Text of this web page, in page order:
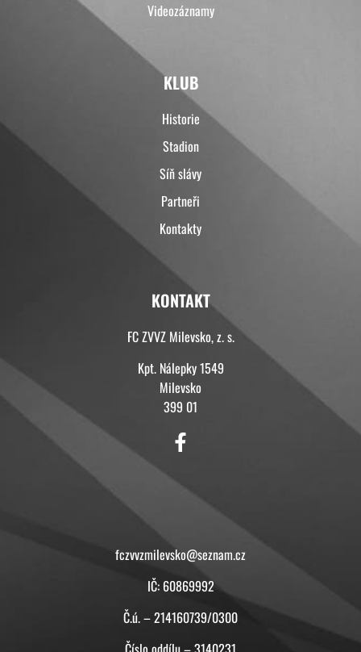
Videozáznamy
KLUB
Historie
Stadion
Síň slávy
Partneři
Kontakty
KONTAKT
FC ZVVZ Milevsko, z. s.
Kpt. Nálepky 1549
Milevsko
399 01
fczvvzmilevsko@seznam.cz
IČ: 60869992
Č.ú. – 214160739/0300